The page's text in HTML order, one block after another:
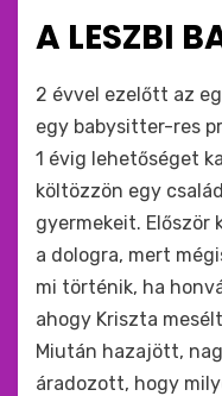
:A LESZBI
by monkey
2 évvel ezelőtt az
egy babysitter-res
1 évig lehetőséget
költözzön egy
gyermekeit. Először
a dologra, mert
mi történik, ha
ahogy Kriszta
Miután hazajött,
áradozott, hogy